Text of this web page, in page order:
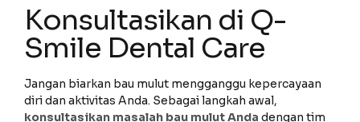
Konsultasikan di Q-
Smile Dental Care
Jangan biarkan bau mulut mengganggu kepercayaan
diri dan aktivitas Anda. Sebagai langkah awal,
konsultasikan masalah bau mulut Anda dengan tim